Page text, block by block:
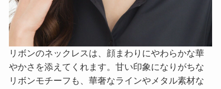
リボンのネックレスは、顔まわりにやわらかな華
やかさを添えてくれます。甘い印象になりがちな
リボンモチーフも、華奢なラインやメタル素材な